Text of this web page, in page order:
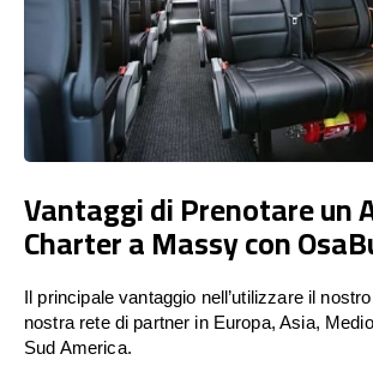
Vantaggi di Prenotare un
Charter a Massy con
Il principale vantaggio nell’utilizzare il
nostra rete di partner in Europa, Asia,
Sud America.